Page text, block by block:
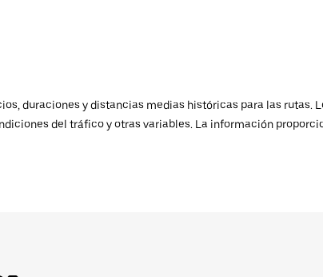
duraciones y distancias medias históricas para las rutas.
del tráfico y otras variables. La información